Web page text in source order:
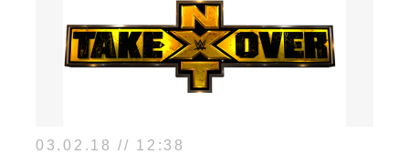
03.02.18 // 12:38